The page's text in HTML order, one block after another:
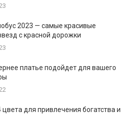
2023 — самые красивые
с красной дорожки
платье подойдет для вашего
для привлечения богатства и